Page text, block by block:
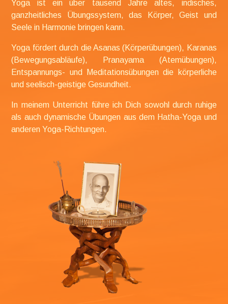
Yoga ist ein über tausend Jahre altes,
indisches,
ganzheitliches Übungssystem, das Körper, Geist und
Seele in Harmonie bringen kann.
Yoga fördert durch die Asanas (Körperübungen), Karanas
(Bewegungsabläufe), Pranayama (Atemübungen),
Entspannungs- und Meditationsübungen die körperliche
und seelisch-geistige Gesundheit.
In meinem Unterricht führe ich Dich sowohl durch ruhige
als auch dynamische Übungen aus dem Hatha-Yoga und
anderen Yoga-Richtungen.